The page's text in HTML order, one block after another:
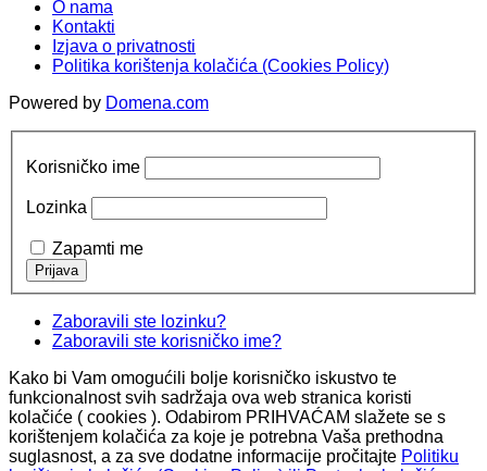
O nama
Kontakti
Izjava o privatnosti
Politika korištenja kolačića (Cookies Policy)
Powered by Domena.com
Korisničko ime
Lozinka
Zapamti me
Zaboravili ste lozinku?
Zaboravili ste korisničko ime?
Kako bi Vam omogućili bolje korisničko iskustvo te
funkcionalnost svih sadržaja ova web stranica koristi
kolačiće ( cookies ). Odabirom PRIHVAĆAM slažete se s
korištenjem kolačića za koje je potrebna Vaša prethodna
suglasnost, a za sve dodatne informacije pročitajte Politiku